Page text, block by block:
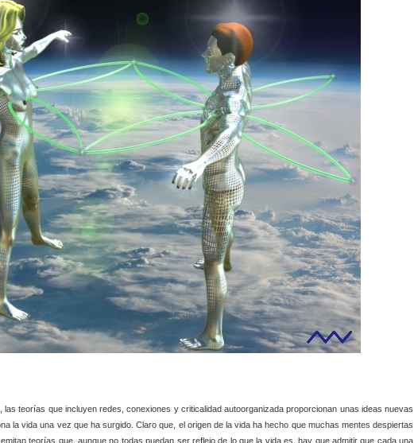
teorías que incluyen redes, conexiones y criticalidad autoorganizada proporcionan unas ideas nuevas
la vida una vez que ha surgido. Claro que, el origen de la vida ha hecho que muchas mentes despiertas
teorías que, aunque no todas puedan ser reflejo de lo que la vida es, hay que admitir que cada una